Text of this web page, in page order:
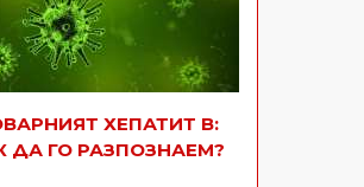
ХЕПАТИТ В:
ДА ГО РАЗПОЗНАЕМ?